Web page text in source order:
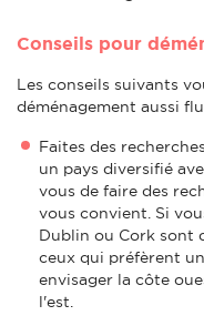
Conseils pour
Les conseils suivants
déménagement aussi
Faites des
un pays diversifié
vous de faire des
vous convient. Si
Dublin ou Cork sont
ceux qui préfèrent
envisager la côte
l'est.